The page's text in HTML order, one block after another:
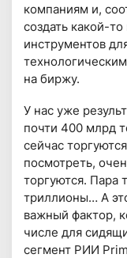
компаниям и,
создать какой-
инструментов
на биржу.
У нас уже
почти 400 млрд
сейчас
посмотреть,
торгуются. Пара
триллионы… А
важный фактор,
числе для
сегмент РИИ